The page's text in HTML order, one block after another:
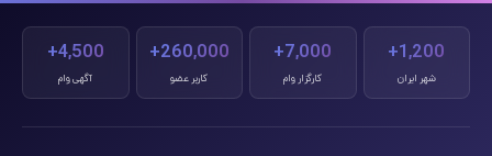
1,200+
شهر ایران
7,000+
کارگزار وام
260,000+
کاربر عضو
4,500+
آگهی وام